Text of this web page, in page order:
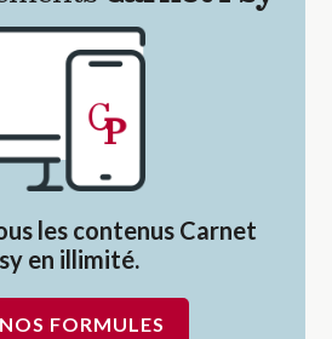
les contenus Carnet
en illimité.
FORMULES